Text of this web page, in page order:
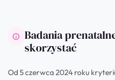
Badania
skorzystać
Od 5 czerwca 2024 roku